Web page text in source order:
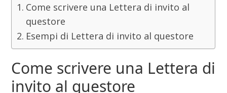
Come scrivere una Lettera di invito al
questore
Esempi di Lettera di invito al questore
Come scrivere una Lettera di
invito al questore